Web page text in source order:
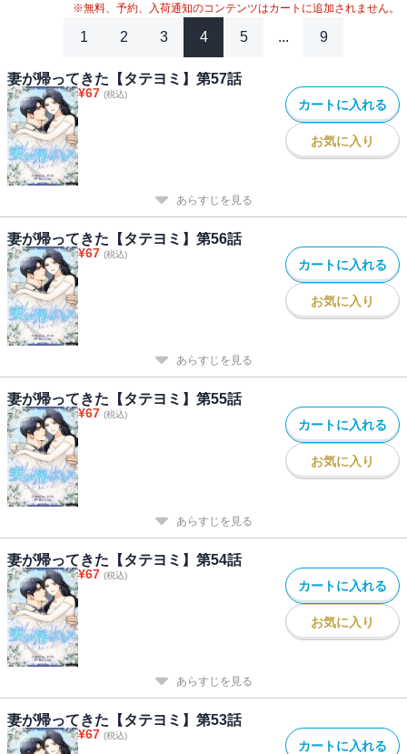
※無料、予約、入荷通知のコンテンツはカートに追加されません。
1 2 3 4 5 ... 9
妻が帰ってきた【タテヨミ】第57話
¥67 (税込)
カートに入れる
お気に入り
あらすじを見る
妻が帰ってきた【タテヨミ】第56話
¥67 (税込)
カートに入れる
お気に入り
あらすじを見る
妻が帰ってきた【タテヨミ】第55話
¥67 (税込)
カートに入れる
お気に入り
あらすじを見る
妻が帰ってきた【タテヨミ】第54話
¥67 (税込)
カートに入れる
お気に入り
あらすじを見る
妻が帰ってきた【タテヨミ】第53話
¥67 (税込)
カートに入れる